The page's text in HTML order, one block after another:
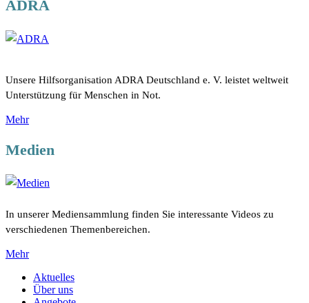
ADRA
Unsere Hilfsorganisation ADRA Deutschland e. V. leistet weltweit
Unterstützung für Menschen in Not.
Mehr
Medien
In unserer Mediensammlung finden Sie interessante Videos zu
verschiedenen Themenbereichen.
Mehr
Aktuelles
Über uns